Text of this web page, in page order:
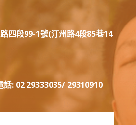
四段99-1號(汀州路4段85巷14
話: 02 29333035/ 29310910